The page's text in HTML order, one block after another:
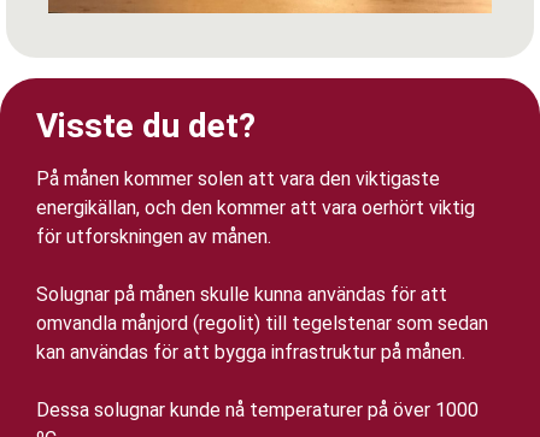
Visste du det?
På månen kommer solen att vara den viktigaste
energikällan, och den kommer att vara oerhört viktig
för utforskningen av månen.
Solugnar på månen skulle kunna användas för att
omvandla månjord (regolit) till tegelstenar som sedan
kan användas för att bygga infrastruktur på månen.
Dessa solugnar kunde nå temperaturer på över 1000